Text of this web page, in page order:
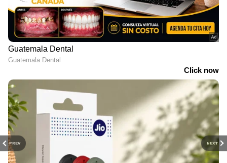
PREV NEXT